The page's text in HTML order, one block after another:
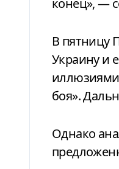
В пятницу
Украину и
иллюзиями
боя».
Однако